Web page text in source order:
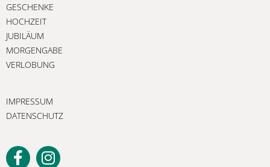
GESCHENKE
HOCHZEIT
JUBILÄUM
MORGENGABE
VERLOBUNG
IMPRESSUM
DATENSCHUTZ